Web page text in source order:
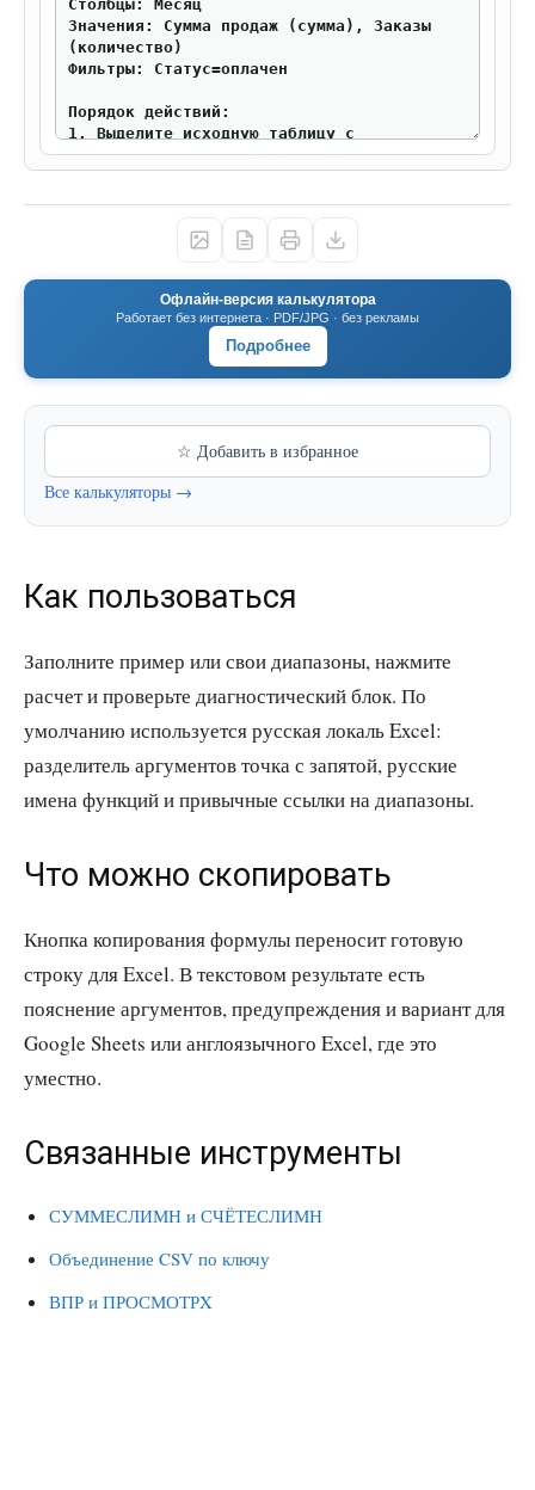
Офлайн-версия калькулятора
Работает без интернета · PDF/JPG · без рекламы
Подробнее
☆ Добавить в избранное
Все калькуляторы →
Как пользоваться
Заполните пример или свои диапазоны, нажмите
расчет и проверьте диагностический блок. По
умолчанию используется русская локаль Excel:
разделитель аргументов точка с запятой, русские
имена функций и привычные ссылки на диапазоны.
Что можно скопировать
Кнопка копирования формулы переносит готовую
строку для Excel. В текстовом результате есть
пояснение аргументов, предупреждения и вариант для
Google Sheets или англоязычного Excel, где это
уместно.
Связанные инструменты
СУММЕСЛИМН и СЧЁТЕСЛИМН
Объединение CSV по ключу
ВПР и ПРОСМОТРX